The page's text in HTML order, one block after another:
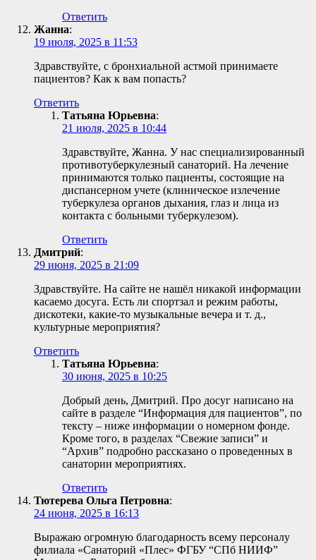
Ответить
Жанна:
19 июля, 2025 в 11:53
Здравствуйте, с бронхиальной астмой принимаете
пациентов? Как к вам попасть?
Ответить
Татьяна Юрьевна:
21 июля, 2025 в 10:44
Здравствуйте, Жанна. У нас специализированный
противотуберкулезный санаторий. На лечение
принимаются только пациенты, состоящие на
диспансерном учете (клиническое излечение
туберкулеза органов дыхания, глаз и лица из
контакта с больными туберкулезом).
Ответить
Дмитрий:
29 июня, 2025 в 21:09
Здравствуйте. На сайте не нашёл никакой информации
касаемо досуга. Есть ли спортзал и режим работы,
дискотеки, какие-то музыкальные вечера и т. д.,
культурные мероприятия?
Ответить
Татьяна Юрьевна:
30 июня, 2025 в 10:25
Добрый день, Дмитрий. Про досуг написано на
сайте в разделе “Информация для пациентов”, по
тексту – ниже информации о номерном фонде.
Кроме того, в разделах “Свежие записи” и
“Архив” подробно рассказано о проведенных в
санатории мероприятиях.
Ответить
Тютерева Ольга Петровна:
24 июня, 2025 в 16:13
Выражаю огромную благодарность всему персоналу
филиала «Санаторий «Плес» ФГБУ “СПб НИИФ”